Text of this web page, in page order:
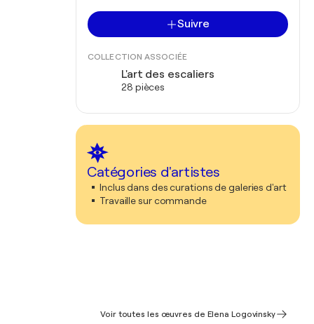
Suivre
COLLECTION ASSOCIÉE
L'art des escaliers
28 pièces
Catégories d'artistes
Inclus dans des curations de galeries d'art
Travaille sur commande
Voir toutes les œuvres de Elena Logovinsky